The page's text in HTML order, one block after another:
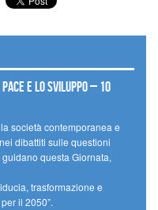
e lo sviluppo – 10
società contemporanea e
dibattiti sulle questioni
questa Giornata,
trasformazione e
il 2050”.